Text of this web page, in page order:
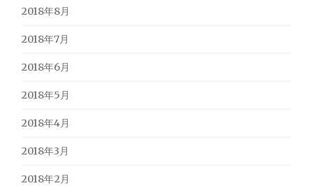
2018年8月
2018年7月
2018年6月
2018年5月
2018年4月
2018年3月
2018年2月